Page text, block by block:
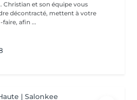
décontracté, mettent à votre
afin ...